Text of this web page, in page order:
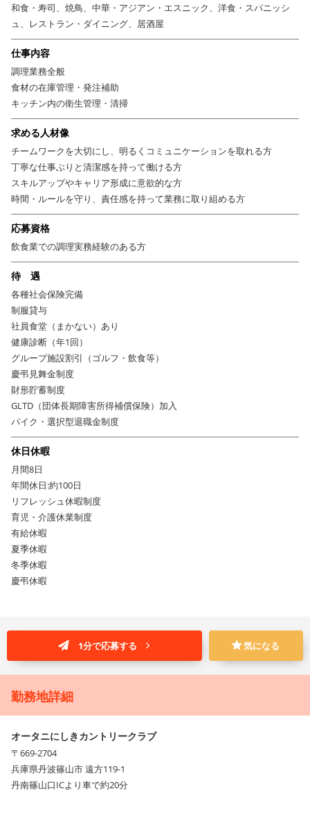
和食・寿司、焼鳥、中華・アジアン・エスニック、洋食・スパニッシ
ュ、レストラン・ダイニング、居酒屋
仕事内容
調理業務全般
食材の在庫管理・発注補助
キッチン内の衛生管理・清掃
求める人材像
チームワークを大切にし、明るくコミュニケーションを取れる方
丁寧な仕事ぶりと清潔感を持って働ける方
スキルアップやキャリア形成に意欲的な方
時間・ルールを守り、責任感を持って業務に取り組める方
応募資格
飲食業での調理実務経験のある方
待 遇
各種社会保険完備
制服貸与
社員食堂（まかない）あり
健康診断（年1回）
グループ施設割引（ゴルフ・飲食等）
慶弔見舞金制度
財形貯蓄制度
GLTD（団体長期障害所得補償保険）加入
パイク・選択型退職金制度
休日休暇
月間8日
年間休日:約100日
リフレッシュ休暇制度
育児・介護休業制度
有給休暇
夏季休暇
冬季休暇
慶弔休暇
1分で応募する 気になる
勤務地詳細
オータニにしきカントリークラブ
〒669-2704
兵庫県丹波篠山市 遠方119-1
丹南篠山口ICより車で約20分